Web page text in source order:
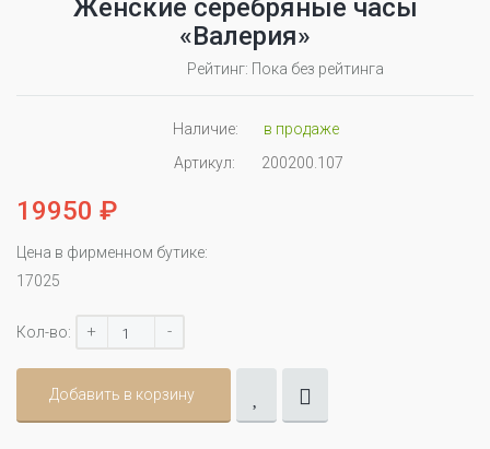
Женские серебряные часы
«Валерия»
Рейтинг: Пока без рейтинга
Наличие:
в продаже
Артикул:
200200.107
19950 ₽
Цена в фирменном бутике:
17025
Кол-во: + -
Добавить в корзину